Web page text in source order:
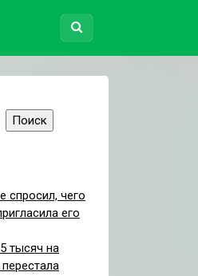
Поиск
спросил, чего
его
тысяч на